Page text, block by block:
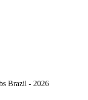
Brazil - 2026